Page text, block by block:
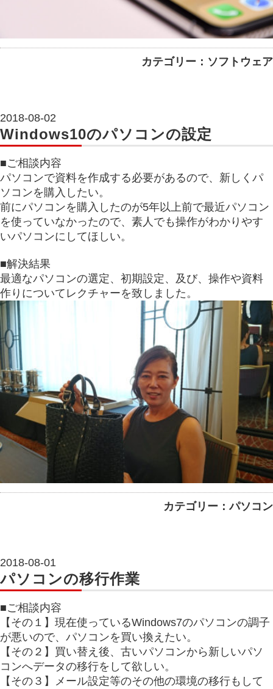
カテゴリー：ソフトウェア
2018-08-02
Windows10のパソコンの設定
■ご相談内容
パソコンで資料を作成する必要があるので、新しくパ
ソコンを購入したい。
前にパソコンを購入したのが5年以上前で最近パソコン
を使っていなかったので、素人でも操作がわかりやす
いパソコンにしてほしい。
■解決結果
最適なパソコンの選定、初期設定、及び、操作や資料
作りについてレクチャーを致しました。
カテゴリー：パソコン
2018-08-01
パソコンの移行作業
■ご相談内容
【その１】現在使っているWindows7のパソコンの調子
が悪いので、パソコンを買い換えたい。
【その２】買い替え後、古いパソコンから新しいパソ
コンへデータの移行をして欲しい。
【その３】メール設定等のその他の環境の移行もして